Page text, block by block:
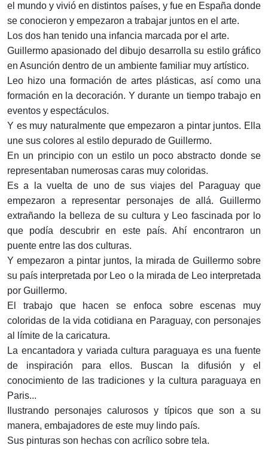
el mundo y vivió en distintos países, y fue en España donde
se conocieron y empezaron a trabajar juntos en el arte.
Los dos han tenido una infancia marcada por el arte.
Guillermo apasionado del dibujo desarrolla su estilo gráfico
en Asunción dentro de un ambiente familiar muy artístico.
Leo hizo una formación de artes plásticas, así como una
formación en la decoración. Y durante un tiempo trabajo en
eventos y espectáculos.
Y es muy naturalmente que empezaron a pintar juntos. Ella
une sus colores al estilo depurado de Guillermo.
En un principio con un estilo un poco abstracto donde se
representaban numerosas caras muy coloridas.
Es a la vuelta de uno de sus viajes del Paraguay que
empezaron a representar personajes de allá. Guillermo
extrañando la belleza de su cultura y Leo fascinada por lo
que podía descubrir en este país. Ahí encontraron un
puente entre las dos culturas.
Y empezaron a pintar juntos, la mirada de Guillermo sobre
su país interpretada por Leo o la mirada de Leo interpretada
por Guillermo.
El trabajo que hacen se enfoca sobre escenas muy
coloridas de la vida cotidiana en Paraguay, con personajes
al límite de la caricatura.
La encantadora y variada cultura paraguaya es una fuente
de inspiración para ellos. Buscan la difusión y el
conocimiento de las tradiciones y la cultura paraguaya en
Paris...
Ilustrando personajes calurosos y típicos que son a su
manera, embajadores de este muy lindo país.
Sus pinturas son hechas con acrílico sobre tela.